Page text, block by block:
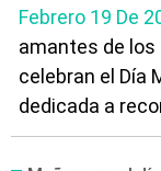
Febrero 19 De
amantes de los
celebran el Día
dedicada a